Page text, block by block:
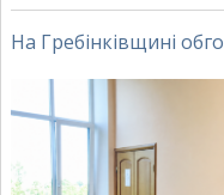
На Гребінківщині